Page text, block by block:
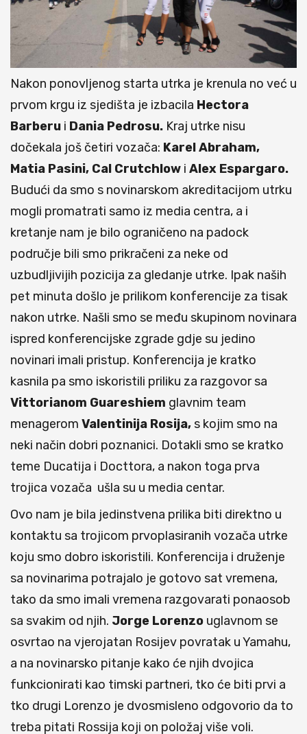
Nakon ponovljenog starta utrka je krenula no već u
prvom krgu iz sjedišta je izbacila Hectora
Barberu i Dania Pedrosu. Kraj utrke nisu
dočekala još četiri vozača: Karel Abraham,
Matia Pasini, Cal Crutchlow i Alex Espargaro.
Budući da smo s novinarskom akreditacijom utrku
mogli promatrati samo iz media centra, a i
kretanje nam je bilo ograničeno na padock
područje bili smo prikračeni za neke od
uzbudljivijih pozicija za gledanje utrke. Ipak naših
pet minuta došlo je prilikom konferencije za tisak
nakon utrke. Našli smo se među skupinom novinara
ispred konferencijske zgrade gdje su jedino
novinari imali pristup. Konferencija je kratko
kasnila pa smo iskoristili priliku za razgovor sa
Vittorianom Guareshiem glavnim team
menagerom Valentinija Rosija,s kojim smo na
neki način dobri poznanici. Dotakli smo se kratko
teme Ducatija i Docttora, a nakon toga prva
trojica vozača ušla su u media centar.
Ovo nam je bila jedinstvena prilika biti direktno u
kontaktu sa trojicom prvoplasiranih vozača utrke
koju smo dobro iskoristili. Konferencija i druženje
sa novinarima potrajalo je gotovo sat vremena,
tako da smo imali vremena razgovarati ponaosob
sa svakim od njih. Jorge Lorenzo uglavnom se
osvrtao na vjerojatan Rosijev povratak u Yamahu,
a na novinarsko pitanje kako će njih dvojica
funkcionirati kao timski partneri, tko će biti prvi a
tko drugi Lorenzo je dvosmisleno odgovorio da to
treba pitati Rossija koji on položaj više voli.